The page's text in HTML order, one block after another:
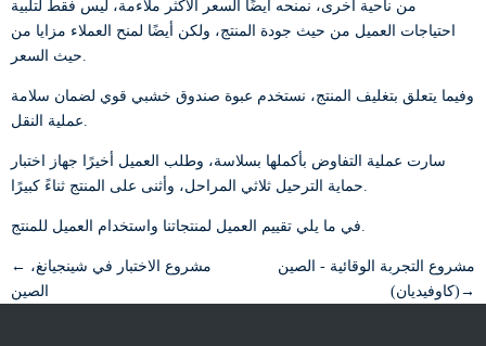
من ناحية أخرى، نمنحه أيضًا السعر الأكثر ملاءمة، ليس فقط لتلبية
احتياجات العميل من حيث جودة المنتج، ولكن أيضًا لمنح العملاء مزايا من
حيث السعر.
وفيما يتعلق بتغليف المنتج، نستخدم عبوة صندوق خشبي قوي لضمان سلامة
عملية النقل.
سارت عملية التفاوض بأكملها بسلاسة، وطلب العميل أخيرًا جهاز اختبار
حماية الترحيل ثلاثي المراحل، وأثنى على المنتج ثناءً كبيرًا.
في ما يلي تقييم العميل لمنتجاتنا واستخدام العميل للمنتج.
← مشروع الاختبار في شينجيانغ،
الصين
مشروع التجربة الوقائية - الصين
(كاوفيديان)→